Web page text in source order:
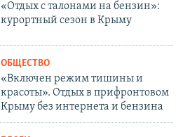
«Отдых с талонами на бензин»:
курортный сезон в Крыму
ОБЩЕСТВО
«Включен режим тишины и
красоты». Отдых в прифронтовом
Крыму без интернета и бензина